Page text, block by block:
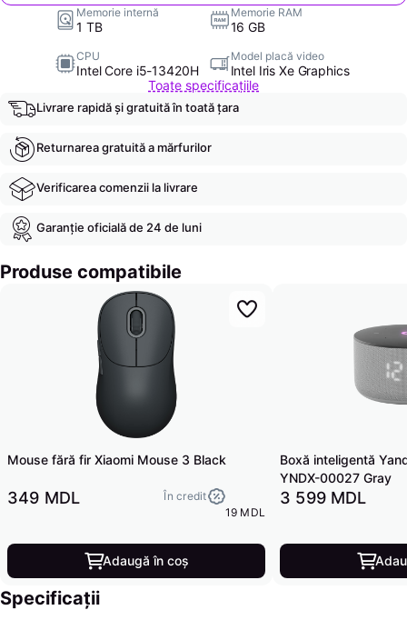
Memorie internă
1 TB
Memorie RAM
16 GB
CPU
Intel Core i5-13420H
Model placă video
Intel Iris Xe Graphics
Toate specificațiile
Livrare rapidă și gratuită în toată țara
Returnarea gratuită a mărfurilor
Verificarea comenzii la livrare
Garanție oficială de 24 de luni
Produse compatibile
Mouse fără fir Xiaomi Mouse 3 Black
349 MDL
În credit
19 MDL
Adaugă în coș
Boxă inteligentă
YNDX-00027 Gray
3 599 MDL
Specificații